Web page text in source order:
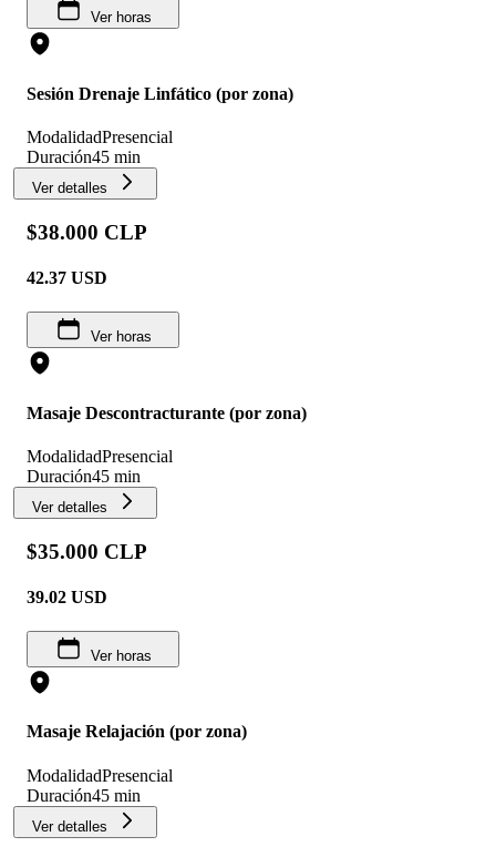
Ver horas
Sesión Drenaje Linfático (por zona)
ModalidadPresencial
Duración45 min
Ver detalles
$38.000 CLP
42.37 USD
Ver horas
Masaje Descontracturante (por zona)
ModalidadPresencial
Duración45 min
Ver detalles
$35.000 CLP
39.02 USD
Ver horas
Masaje Relajación (por zona)
ModalidadPresencial
Duración45 min
Ver detalles